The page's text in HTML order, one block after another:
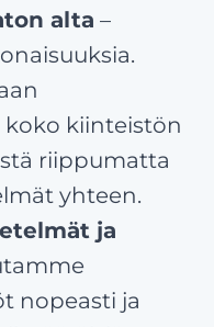
alta –
koko kiinteistön
riippumatta
yhteen.
ja
nopeasti ja